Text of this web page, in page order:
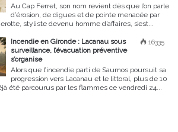
Au Cap Ferret, son nom revient dès que l’on parle
d’érosion, de digues et de pointe menacée par
styliste devenu homme d’affaires, s’est...
16335
Incendie en Gironde : Lacanau sous
surveillance, l’évacuation préventive
s’organise
Alors que l’incendie parti de Saumos poursuit sa
progression vers Lacanau et le littoral, plus de 10
été parcourus par les flammes ce vendredi 24...